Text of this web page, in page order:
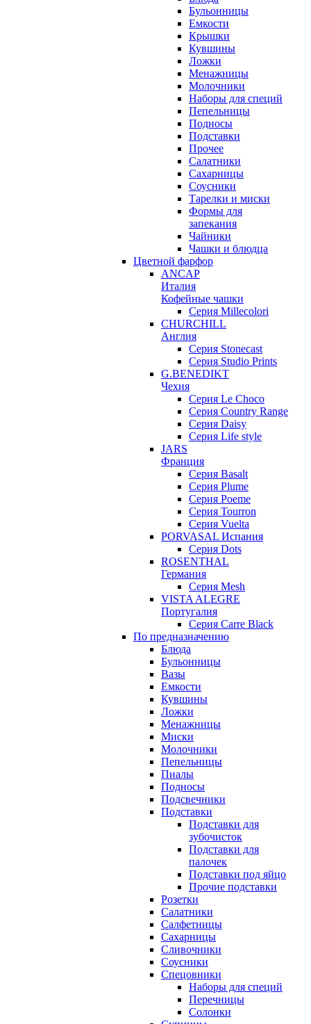
Бульонницы
Емкости
Крышки
Кувшины
Ложки
Менажницы
Молочники
Наборы для специй
Пепельницы
Подносы
Подставки
Прочее
Салатники
Сахарницы
Соусники
Тарелки и миски
Формы для
запекания
Чайники
Чашки и блюдца
Цветной фарфор
ANCAP
Италия
Кофейные чашки
Серия Millecolori
CHURCHILL
Англия
Серия Stonecast
Серия Studio Prints
G.BENEDIKT
Чехия
Cерия Le Choco
Серия Country Range
Серия Daisy
Серия Life style
JARS
Франция
Серия Basalt
Серия Plume
Серия Poeme
Серия Tourron
Серия Vuelta
PORVASAL Испания
Серия Dots
ROSENTHAL
Германия
Серия Mesh
VISTA ALEGRE
Португалия
Серия Carre Black
По предназначению
Блюда
Бульонницы
Вазы
Емкости
Кувшины
Ложки
Менажницы
Миски
Молочники
Пепельницы
Пиалы
Подносы
Подсвечники
Подставки
Подставки для
зубочисток
Подставки для
палочек
Подставки под яйцо
Прочие подставки
Розетки
Салатники
Салфетницы
Сахарницы
Сливочники
Соусники
Спецовники
Наборы для специй
Перечницы
Солонки